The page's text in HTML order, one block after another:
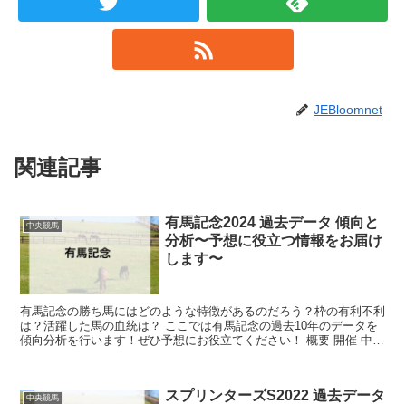
JEBloomnet
関連記事
中央競馬
有馬記念2024 過去データ 傾向と
分析〜予想に役立つ情報をお届け
します〜
有馬記念の勝ち馬にはどのような特徴があるのだろう？枠の有利不利
は？活躍した馬の血統は？ ここでは有馬記念の過去10年のデータを
傾向分析を行います！ぜひ予想にお役立てください！ 概要 開催 中山
中央競馬
スプリンターズS2022 過去データ